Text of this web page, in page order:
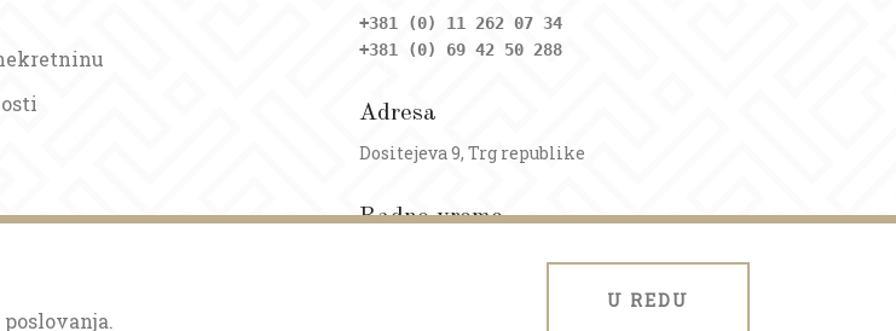
U REDU
+381 (0) 11 262 07 34
+381 (0) 69 42 50 288
Adresa
Dositejeva 9, Trg republike
Radno vreme
Ponedeljak - petak: 09 - 20h